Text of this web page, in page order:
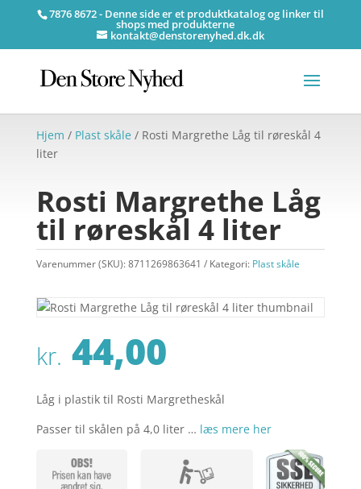
7876 8672 - Denne side er et produktkatalog og linker til
shops med produkterne
kontakt@denstorenyhed.dk.dk
Hjem / Plast skåle / Rosti Margrethe Låg til røreskål 4
liter
Rosti Margrethe Låg
til røreskål 4 liter
Varenummer (SKU):8711269863641 Kategori: Plast skåle
kr. 44,00
Låg i plastik til Rosti Margretheskål
Passer til skålen på 4,0 liter … læs mere her